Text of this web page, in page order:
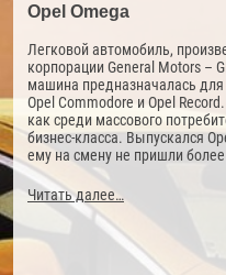
Opel Omega
Легковой автомобиль,
корпорации General Motors –
машина предназначалась
Opel Commodore и Opel
как среди массового
бизнес-класса. Выпускался
ему на смену не пришли
Читать далее…